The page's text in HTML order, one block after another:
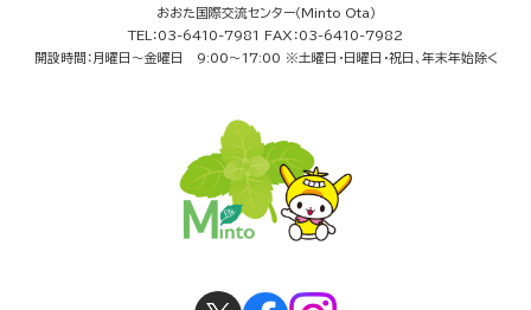
おおた国際交流センター（Minto Ota）
TEL：03-6410-7981 FAX：03-6410-7982
開設時間：月曜日～金曜日 9:00～17:00 ※土曜日・日曜日・祝日、年末年始除く